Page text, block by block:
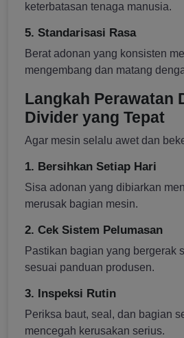
keterbatasan tenaga manusia.
5. Standarisasi Rasa
Berat adonan yang konsisten
mengembang dan matang
Langkah Perawatan
Divider yang Tepat
Agar mesin selalu awet dan
1. Bersihkan Setiap Hari
Sisa adonan yang dibiarkan
merusak bagian mesin.
2. Cek Sistem Pelumasan
Pastikan bagian yang bergerak
sesuai panduan produsen.
3. Inspeksi Rutin
Periksa baut, seal, dan bagian
mencegah kerusakan serius.